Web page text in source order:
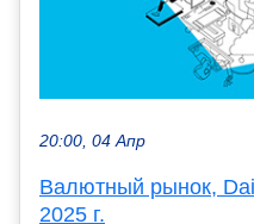
20:00, 04 Апр
Валютный рынок,
2025 г.